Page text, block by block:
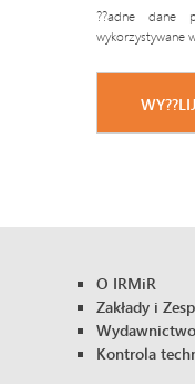
??adne dane
wykorzystywane
O IRMiR
Zakłady i
Kontrola